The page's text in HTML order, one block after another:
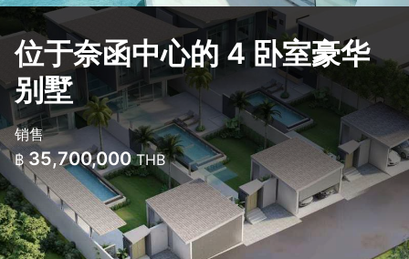
位于奈函中心的 4 卧室豪华
别墅
销售
฿ 35,700,000THB